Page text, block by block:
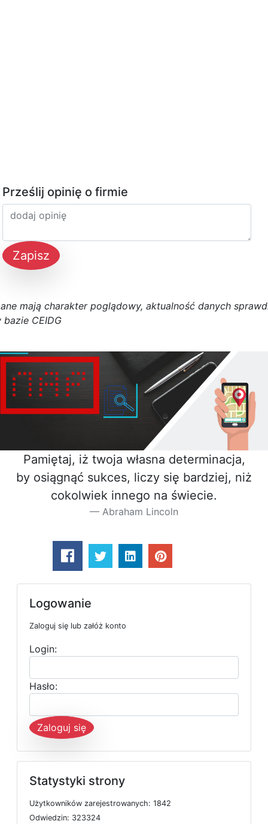
Prześlij opinię o firmie
Zapisz
ane mają charakter poglądowy, aktualność danych sprawd
bazie CEIDG
Pamiętaj, iż twoja własna determinacja,
by osiągnąć sukces, liczy się bardziej, niż
cokolwiek innego na świecie.
Abraham Lincoln
Logowanie
Zaloguj się lub załóż konto
Login:
Hasło:
Zaloguj się
Statystyki strony
Użytkowników zarejestrowanych: 1842
Odwiedzin: 323324